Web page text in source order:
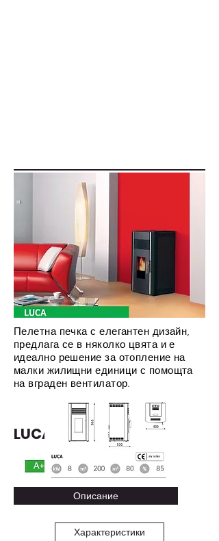
Пелетна печка с елегантен дизайн,
предлага се в няколко цвята и е
идеално решение за отопление на
малки жилищни единици с помощта
на вграден вентилатор.
LUCA
Описание
Характеристики